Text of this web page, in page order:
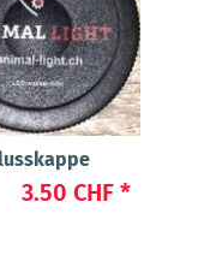
3.50 CHF *